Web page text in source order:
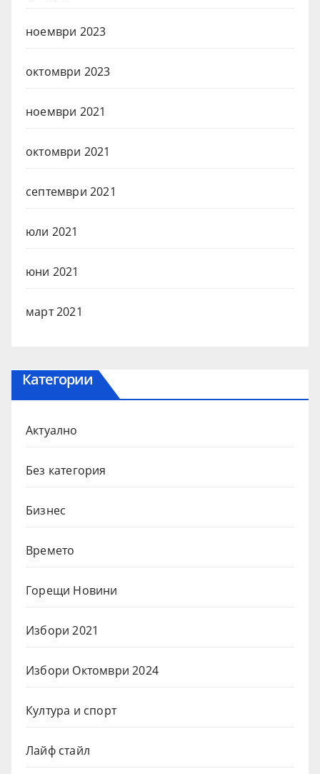
ноември 2023
октомври 2023
ноември 2021
октомври 2021
септември 2021
юли 2021
юни 2021
март 2021
Категории
Актуално
Без категория
Бизнес
Времето
Горещи Новини
Избори 2021
Избори Октомври 2024
Култура и спорт
Лайф стайл